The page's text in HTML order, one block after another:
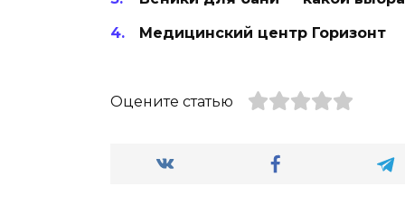
Медицинский центр Горизонт
Оцените статью